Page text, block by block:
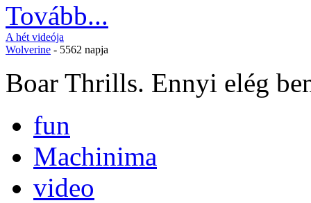
Tovább...
A hét videója
Wolverine - 5562 napja
Boar Thrills. Ennyi elég
fun
Machinima
video